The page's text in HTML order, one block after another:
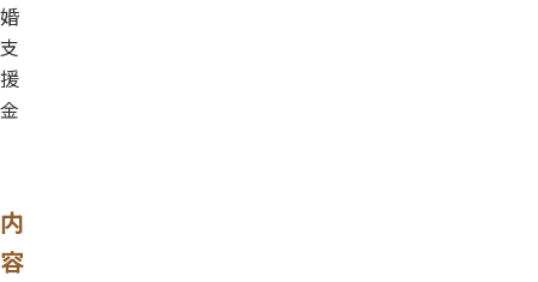
婚
支
援
金
内
容